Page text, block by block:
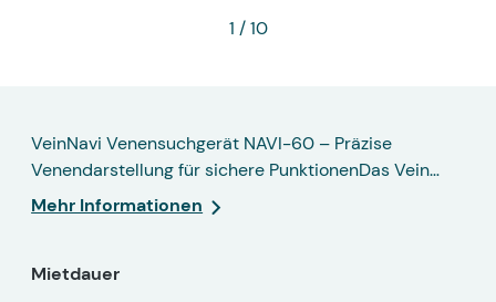
1 / 10
VeinNavi Venensuchgerät NAVI-60 – Präzise
Venendarstellung für sichere PunktionenDas Vein…
Mehr Informationen
Mietdauer